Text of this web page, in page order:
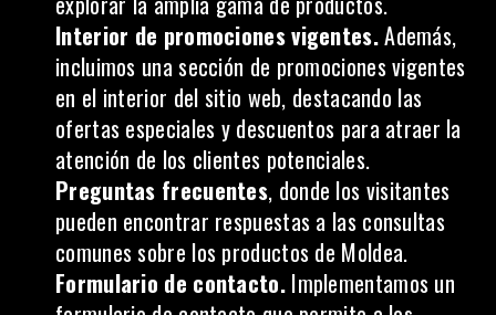
Interior de promociones vigentes.Además,
incluimos una sección de promociones vigentes
en el interior del sitio web, destacando las
ofertas especiales y descuentos para atraer la
atención de los clientes potenciales.
Preguntas frecuentes, donde los visitantes
pueden encontrar respuestas a las consultas
comunes sobre los productos de Moldea.
Formulario de contacto.Implementamos un